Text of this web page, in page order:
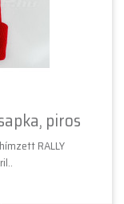
piros
RALLY